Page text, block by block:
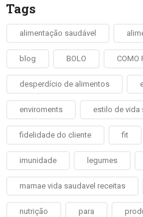
Tags
alimentação saudável
blog BOLO COMO
desperdício de alimentos
enviroments estilo de vida
fidelidade do cliente fit
imunidade legumes
mamae vida saudavel receitas
nutrição para